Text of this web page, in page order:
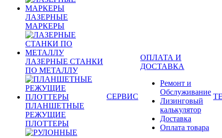
ЛАЗЕРНЫЕ
МАРКЕРЫ
ЛАЗЕРНЫЕ СТАНКИ
ПО МЕТАЛЛУ
ПЛАНШЕТНЫЕ
РЕЖУЩИЕ
ПЛОТТЕРЫ
СЕРВИС
ОПЛАТА И
ДОСТАВКА
Ремонт и
Обслуживание
Лизинговый
калькулятор
Доставка
Оплата товара